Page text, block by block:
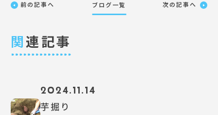
前の記事へ ブログ一覧 次の記事へ
関連記事
2024.11.14
芋掘り